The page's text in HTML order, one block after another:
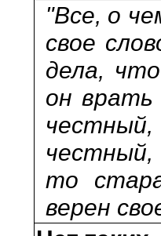
"Все, о
свое
дела,
он врать
то
верен